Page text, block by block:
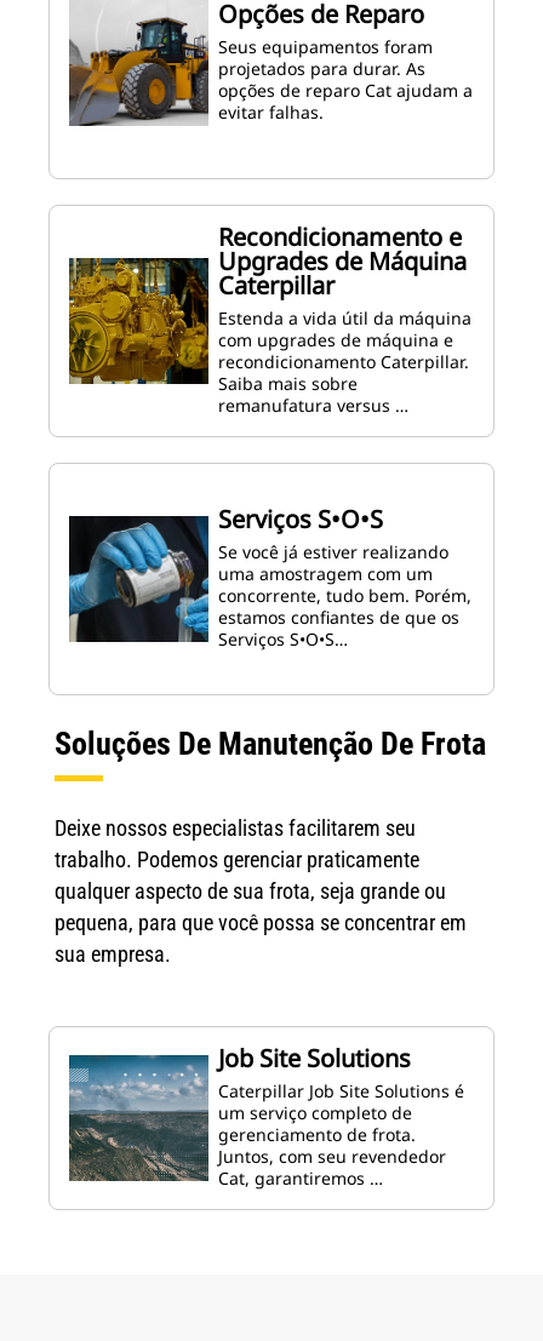
Opções de Reparo
Seus equipamentos foram
projetados para durar. As
opções de reparo Cat ajudam a
evitar falhas.
Recondicionamento e
Upgrades de Máquina
Caterpillar
Estenda a vida útil da máquina
com upgrades de máquina e
recondicionamento Caterpillar.
Saiba mais sobre
remanufatura versus …
Serviços S•O•S
Se você já estiver realizando
uma amostragem com um
concorrente, tudo bem. Porém,
estamos confiantes de que os
Serviços S•O•S…
Soluções De Manutenção De Frota
Deixe nossos especialistas facilitarem seu
trabalho. Podemos gerenciar praticamente
qualquer aspecto de sua frota, seja grande ou
pequena, para que você possa se concentrar em
sua empresa.
Job Site Solutions
Caterpillar Job Site Solutions é
um serviço completo de
gerenciamento de frota.
Juntos, com seu revendedor
Cat, garantiremos …